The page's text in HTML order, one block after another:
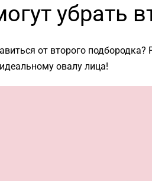
убрать
от второго
овалу лица!